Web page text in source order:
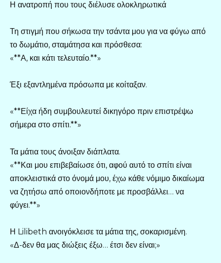
Η ανατροπή που τους διέλυσε ολοκληρωτικά
Τη στιγμή που σήκωσα την τσάντα μου για να φύγω από
το δωμάτιο, σταμάτησα και πρόσθεσα:
«**Α, και κάτι τελευταίο.**»
Έξι εξαντλημένα πρόσωπα με κοίταξαν.
«**Είχα ήδη συμβουλευτεί δικηγόρο πριν επιστρέψω
σήμερα στο σπίτι.**»
Τα μάτια τους άνοιξαν διάπλατα.
«**Και μου επιβεβαίωσε ότι, αφού αυτό το σπίτι είναι
αποκλειστικά στο όνομά μου, έχω κάθε νόμιμο δικαίωμα
να ζητήσω από οποιονδήποτε με προσβάλλει… να
φύγει.**»
Η Lilibeth ανοιγόκλεισε τα μάτια της, σοκαρισμένη.
«Δ-δεν θα μας διώξεις έξω… έτσι δεν είναι;»